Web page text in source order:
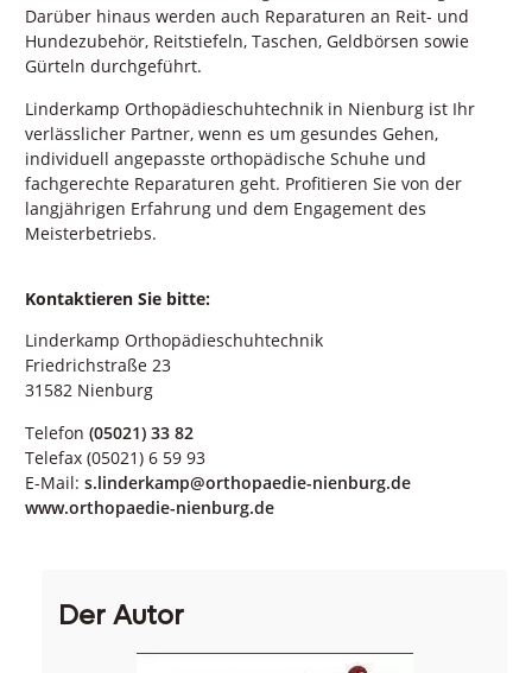
Darüber hinaus werden auch Reparaturen an Reit- und
Hundezubehör, Reitstiefeln, Taschen, Geldbörsen sowie
Gürteln durchgeführt.
Linderkamp Orthopädieschuhtechnik in Nienburg ist Ihr
verlässlicher Partner, wenn es um gesundes Gehen,
individuell angepasste orthopädische Schuhe und
fachgerechte Reparaturen geht. Profitieren Sie von der
langjährigen Erfahrung und dem Engagement des
Meisterbetriebs.
Kontaktieren Sie bitte:
Linderkamp Orthopädieschuhtechnik
Friedrichstraße 23
31582 Nienburg
Telefon (05021) 33 82
Telefax (05021) 6 59 93
E-Mail: s.linderkamp@orthopaedie-nienburg.de
www.orthopaedie-nienburg.de
Der Autor